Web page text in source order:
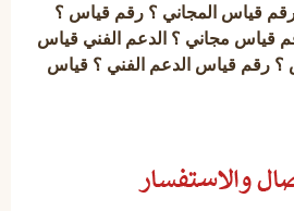
رقم قياس المجاني ؟ رقم قياس ؟
قياس مجاني ؟ الدعم الفني قياس
؟ رقم قياس الدعم الفني ؟ قياس